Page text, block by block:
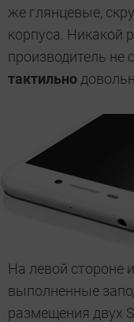
же глянцевые,
корпуса. Никакой
производитель не
тактильно
На левой стороне
выполненные
размещения двух